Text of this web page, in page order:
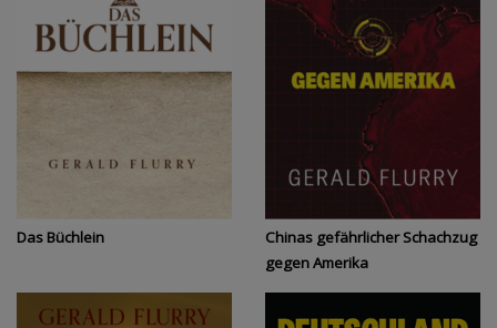
Das Büchlein
Chinas gefährlicher Schachzug
gegen Amerika